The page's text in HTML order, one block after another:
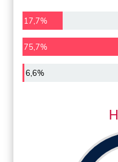
17,7%
75,7%
6,6%